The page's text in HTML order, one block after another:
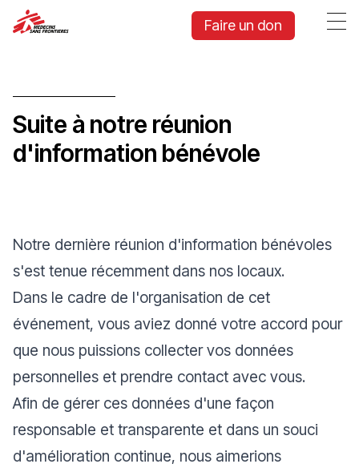
Faire un don
Suite à notre réunion
d'information bénévole
Notre dernière réunion d'information bénévoles
s'est tenue récemment dans nos locaux.
Dans le cadre de l'organisation de cet
événement, vous aviez donné votre accord pour
que nous puissions collecter vos données
personnelles et prendre contact avec vous.
Afin de gérer ces données d'une façon
responsable et transparente et dans un souci
d'amélioration continue, nous aimerions